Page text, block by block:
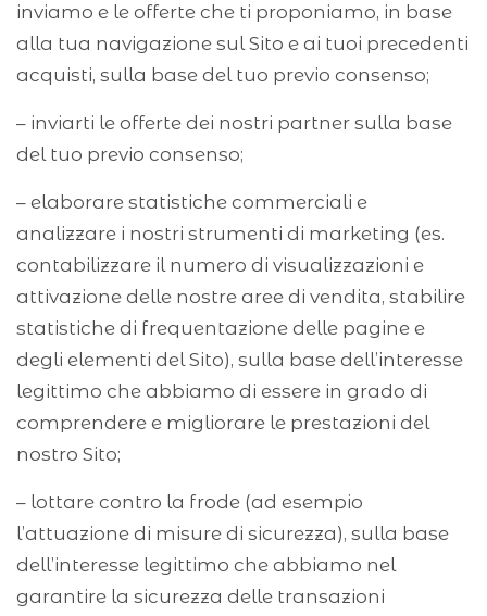
inviamo e le offerte che ti proponiamo, in base
alla tua navigazione sul Sito e ai tuoi precedenti
acquisti, sulla base del tuo previo consenso;
– inviarti le offerte dei nostri partner sulla base
del tuo previo consenso;
– elaborare statistiche commerciali e
analizzare i nostri strumenti di marketing (es.
contabilizzare il numero di visualizzazioni e
attivazione delle nostre aree di vendita, stabilire
statistiche di frequentazione delle pagine e
degli elementi del Sito), sulla base dell’interesse
legittimo che abbiamo di essere in grado di
comprendere e migliorare le prestazioni del
nostro Sito;
– lottare contro la frode (ad esempio
l’attuazione di misure di sicurezza), sulla base
dell’interesse legittimo che abbiamo nel
garantire la sicurezza delle transazioni